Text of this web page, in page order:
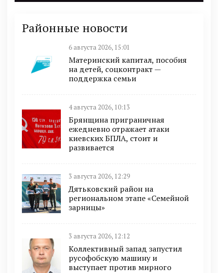
Районные новости
6 августа 2026, 15:01
Материнский капитал, пособия
на детей, соцконтракт —
поддержка семьи
4 августа 2026, 10:13
Брянщина приграничная
ежедневно отражает атаки
киевских БПЛА, стоит и
развивается
3 августа 2026, 12:29
Дятьковский район на
региональном этапе «Семейной
зарницы»
3 августа 2026, 12:12
Коллективный запад запустил
русофобскую машину и
выступает против мирного